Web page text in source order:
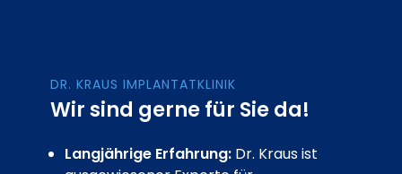
DR. KRAUS IMPLANTATKLINIK
Wir sind gerne für Sie da!
Langjährige Erfahrung: Dr. Kraus ist